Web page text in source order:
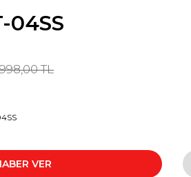
04SS
TL
VER